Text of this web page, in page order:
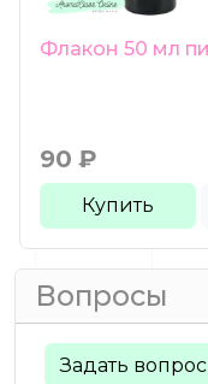
90 ₽
Купить
Вопросы
Задать вопрос